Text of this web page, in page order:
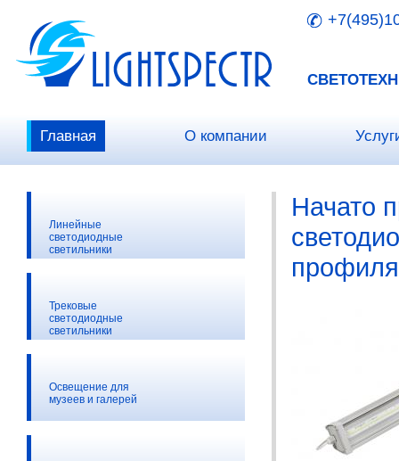
Главная О компании
Начато
Линейные
светодиодные
светильники
Трековые
светодиодные
светильники
Освещение для
музеев и галерей